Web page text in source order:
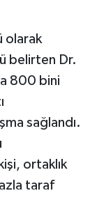
olarak
belirten Dr.
800 bini
sağlandı.
ortaklık
taraf